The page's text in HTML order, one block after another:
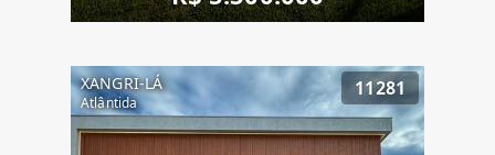
XANGRI-LÁ
Atlântida
11281